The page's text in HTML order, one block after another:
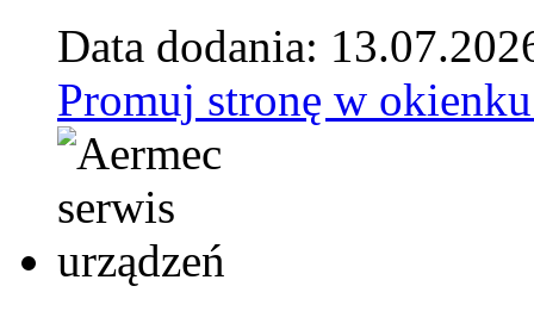
Data dodania:
Promuj stronę w